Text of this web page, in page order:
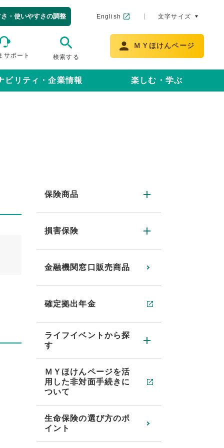
・使いやすさの調整 English 文字サイズ
サポート 検索する
ＭＹほけんページ
ビリティ・企業情報 楽しむ・学ぶ
保険商品
損害保険
金融機関窓口販売商品
確定拠出年金
ライフイベントから探
す
ＭＹほけんページを活
用した非対面手続きに
ついて
生命保険の選び方のポ
イント